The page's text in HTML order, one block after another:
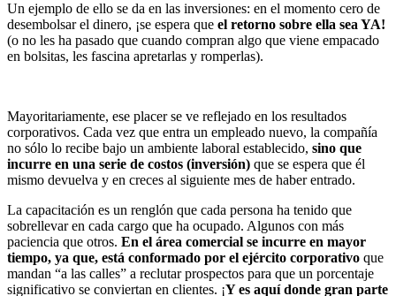
Un ejemplo de ello se da en las inversiones: en el momento cero de
desembolsar el dinero, ¡se espera que el retorno sobre ella sea YA!
(o no les ha pasado que cuando compran algo que viene empacado
en bolsitas, les fascina apretarlas y romperlas).
Mayoritariamente, ese placer se ve reflejado en los resultados
corporativos. Cada vez que entra un empleado nuevo, la compañía
no sólo lo recibe bajo un ambiente laboral establecido, sino que
incurre en una serie de costos (inversión) que se espera que él
mismo devuelva y en creces al siguiente mes de haber entrado.
La capacitación es un renglón que cada persona ha tenido que
sobrellevar en cada cargo que ha ocupado. Algunos con más
paciencia que otros. En el área comercial se incurre en mayor
tiempo, ya que, está conformado por el ejército corporativo que
mandan “a las calles” a reclutar prospectos para que un porcentaje
significativo se conviertan en clientes. ¡Y es aquí donde gran parte